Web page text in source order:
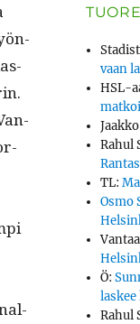
Stadist
vaan
HSL-
Rahul
TL:
Osmo
Ö:
Rahul